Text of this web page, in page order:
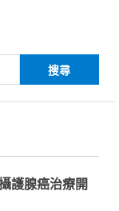
護腺癌治療開